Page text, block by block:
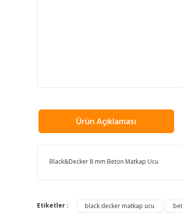
Ürün Açıklaması
Black&Decker 8 mm Beton Matkap Ucu
Görüş ve önerileriniz için teşekkür ederiz.
Etiketler : black decker matkap ucu